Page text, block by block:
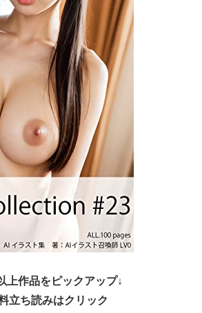
上作品をピックアップ↓
立ち読みはクリック